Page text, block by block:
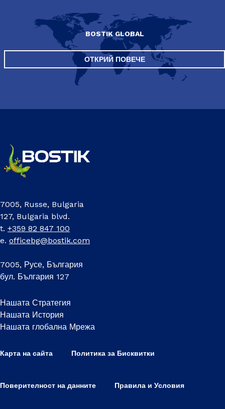
BOSTIK GLOBAL
ОТКРИЙ ПОВЕЧЕ
7005, Russe, Bulgaria
127, Bulgaria blvd.
t. +359 82 847 100
e. officebg@bostik.com
7005, Русе, България
бул. България 127
Нашата Стратегия
Нашата История
Нашата глобална Мрежа
Карта на сайта Политика за Бисквитки
Поверителност на данните Правила и Условия